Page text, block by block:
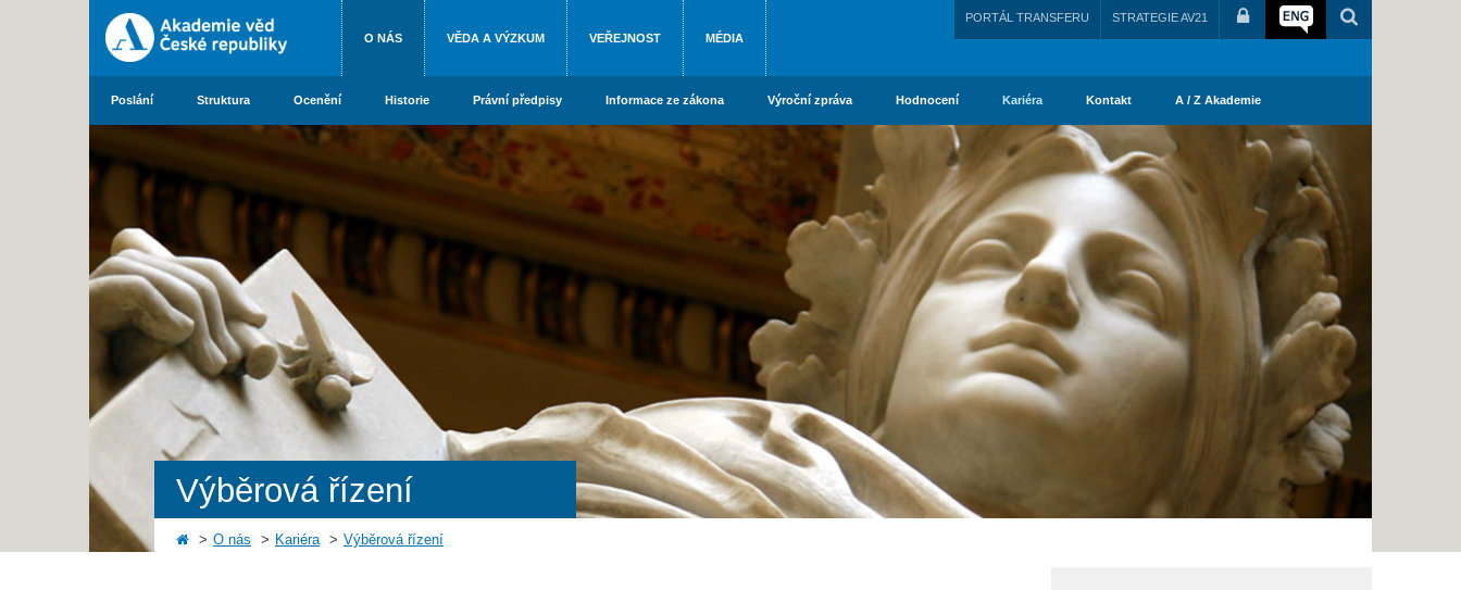
O NÁS VĚDA A VÝZKUM VEŘEJNOST MÉDIA
PORTÁL TRANSFERU STRATEGIE AV21
Poslání Struktura Ocenění Historie Právní předpisy Informace ze zákona Výroční zpráva Hodnocení Kariéra Kontakt A / Z Akademie
Výběrová řízení
O nás Kariéra Výběrová řízení